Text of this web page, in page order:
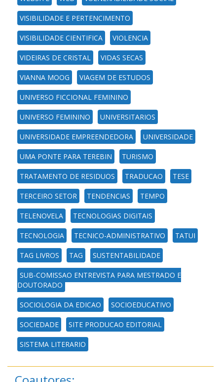
VISIBILIDADE E PERTENCIMENTO
VISIBILIDADE CIENTIFICA VIOLENCIA
VIDEIRAS DE CRISTAL VIDAS SECAS
VIANNA MOOG VIAGEM DE ESTUDOS
UNIVERSO FICCIONAL FEMININO
UNIVERSO FEMININO UNIVERSITARIOS
UNIVERSIDADE EMPREENDEDORA UNIVERSIDADE
UMA PONTE PARA TEREBIN TURISMO
TRATAMENTO DE RESIDUOS TRADUCAO TESE
TERCEIRO SETOR TENDENCIAS TEMPO
TELENOVELA TECNOLOGIAS DIGITAIS
TECNOLOGIA TECNICO-ADMINISTRATIVO TATUI
TAG LIVROS TAG SUSTENTABILIDADE
SUB-COMISSAO ENTREVISTA PARA MESTRADO E
DOUTORADO
SOCIOLOGIA DA EDICAO SOCIOEDUCATIVO
SOCIEDADE SITE PRODUCAO EDITORIAL
SISTEMA LITERARIO